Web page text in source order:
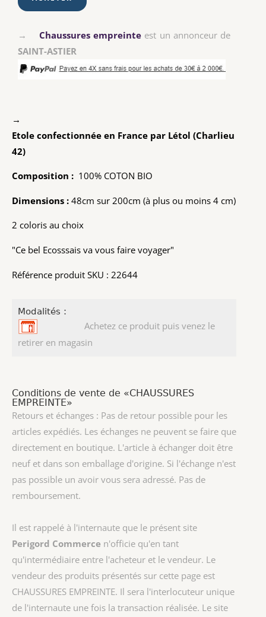
→ Chaussures empreinte est un annonceur de
SAINT-ASTIER
→
Etole confectionnée en France par Létol (Charlieu
42)
Composition : 100% COTON BIO
Dimensions : 48cm sur 200cm (à plus ou moins 4 cm)
2 coloris au choix
"Ce bel Ecosssais va vous faire voyager"
Référence produit SKU : 22644
Modalités :
Achetez ce produit puis venez le
retirer en magasin
Conditions de vente de «CHAUSSURES
EMPREINTE»
Retours et échanges : Pas de retour possible pour les
articles expédiés. Les échanges ne peuvent se faire que
directement en boutique. L'article à échanger doit être
neuf et dans son emballage d'origine. Si l'échange n'est
pas possible un avoir vous sera adressé. Pas de
remboursement.
Il est rappelé à l'internaute que le présent site
Perigord Commerce n'officie qu'en tant
qu'intermédiaire entre l'acheteur et le vendeur. Le
vendeur des produits présentés sur cette page est
CHAUSSURES EMPREINTE. Il sera l'interlocuteur unique
de l'internaute une fois la transaction réalisée. Le site